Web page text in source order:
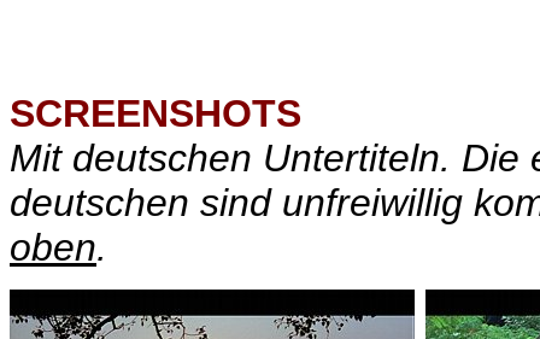
SCREENSHOTS
Mit deutschen Untertiteln. Die
deutschen sind unfreiwillig
oben.